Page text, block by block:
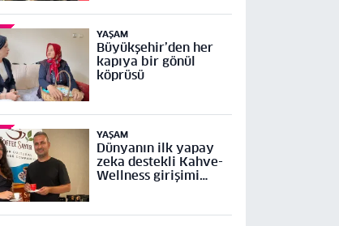
YAŞAM
Büyükşehir’den her
kapıya bir gönül
köprüsü
YAŞAM
Dünyanın ilk yapay
zeka destekli Kahve-
Wellness girişimi